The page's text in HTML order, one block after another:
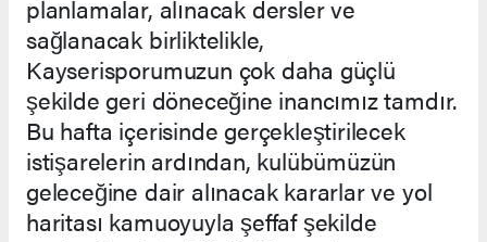
planlamalar, alınacak dersler ve
sağlanacak birliktelikle,
Kayserisporumuzun çok daha güçlü
şekilde geri döneceğine inancımız tamdır.
Bu hafta içerisinde gerçekleştirilecek
istişarelerin ardından, kulübümüzün
geleceğine dair alınacak kararlar ve yol
haritası kamuoyuyla şeffaf şekilde